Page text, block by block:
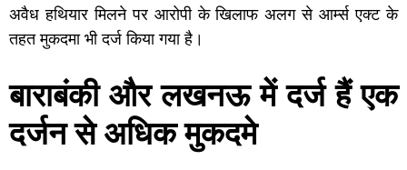
अवैध हथियार मिलने पर आरोपी के खिलाफ अलग से आर्म्स एक्ट के
तहत मुकदमा भी दर्ज किया गया है।
बाराबंकी और लखनऊ में दर्ज हैं एक
दर्जन से अधिक मुकदमे